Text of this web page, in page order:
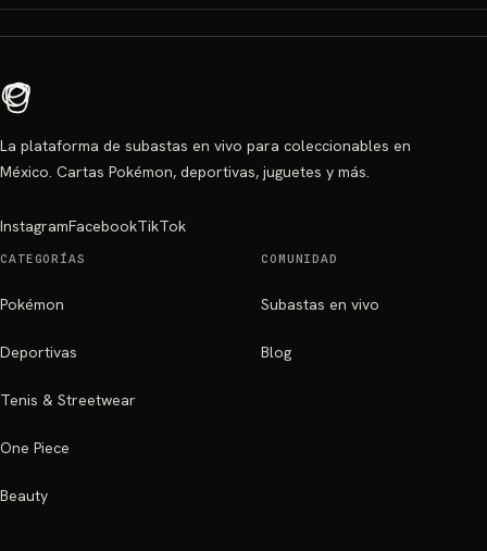
La plataforma de subastas en vivo para coleccionables en
México. Cartas Pokémon, deportivas, juguetes y más.
InstagramFacebookTikTok
CATEGORÍAS
Pokémon
Deportivas
Tenis & Streetwear
One Piece
Beauty
COMUNIDAD
Subastas en vivo
Blog